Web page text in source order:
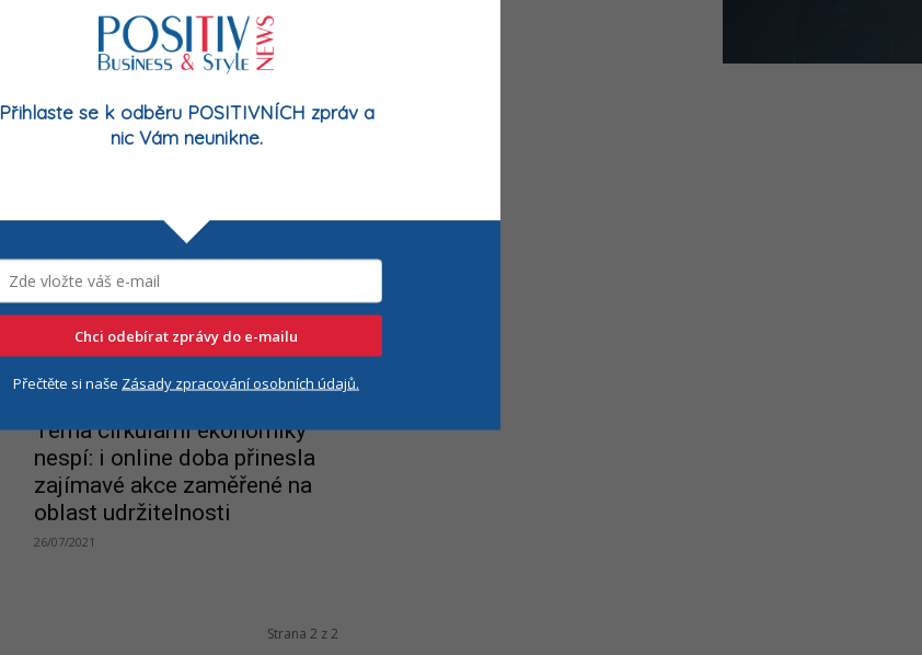
Vzdělávání a rozvoj talentů
03/05/2022
Finance a development
Téma cirkulární ekonomiky
nespí: i online doba přinesla
zajímavé akce zaměřené na
oblast udržitelnosti
26/07/2021
Strana 2 z 2
Přihlaste se k odběru POSITIVNÍCH zpráv a
nic Vám neunikne.
Chci odebírat zprávy do e-mailu
Přečtěte si naše Zásady zpracování osobních údajů.